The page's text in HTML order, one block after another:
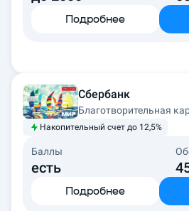
Подробнее
Сбербанк
Благотворительная
Накопительный счет до 12,5%
Баллы
есть
Подробнее